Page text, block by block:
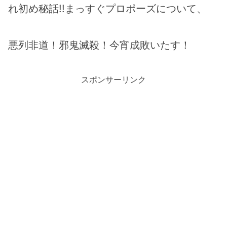
れ初め秘話!!まっすぐプロポーズについて、
悪列非道！邪鬼滅殺！今宵成敗いたす！
スポンサーリンク